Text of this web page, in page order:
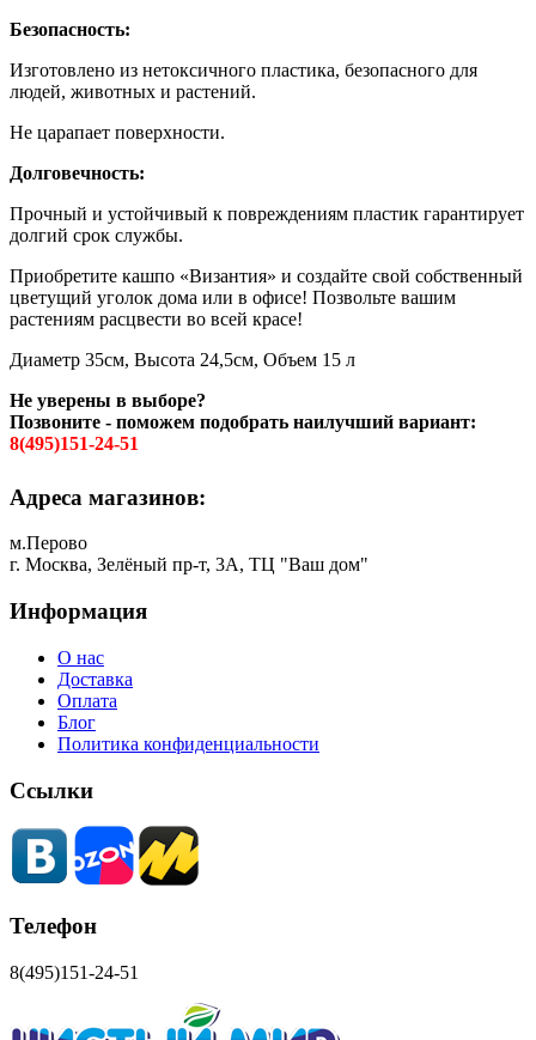
Безопасность:
Изготовлено из нетоксичного пластика, безопасного для
людей, животных и растений.
Не царапает поверхности.
Долговечность:
Прочный и устойчивый к повреждениям пластик гарантирует
долгий срок службы.
Приобретите кашпо «Византия» и создайте свой собственный
цветущий уголок дома или в офисе! Позвольте вашим
растениям расцвести во всей красе!
Диаметр 35см, Высота 24,5см, Объем 15 л
Не уверены в выборе?
Позвоните - поможем подобрать наилучший вариант:
8(495)151-24-51
Адреса магазинов:
м.Перово
г. Москва, Зелёный пр-т, 3А, ТЦ "Ваш дом"
Информация
О нас
Доставка
Оплата
Блог
Политика конфиденциальности
Ссылки
Телефон
8(495)151-24-51